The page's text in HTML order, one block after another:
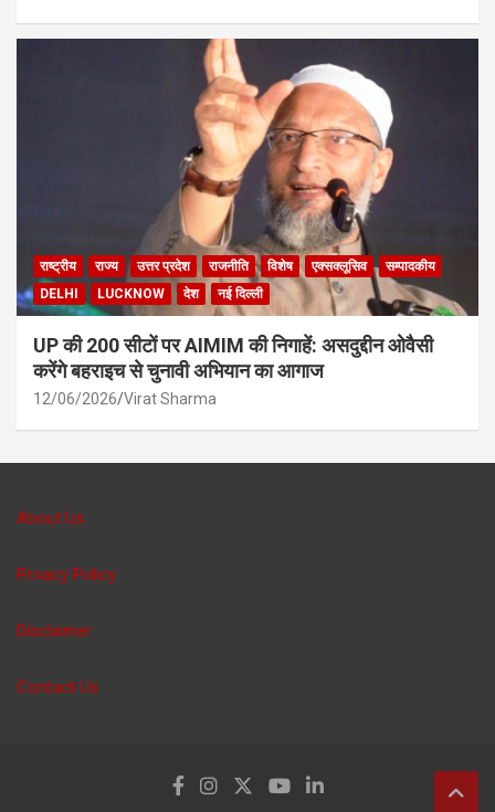
राष्ट्रीय राज्य उत्तर प्रदेश राजनीति विशेष एक्सक्लूसिव
सम्पादकीय
DELHI
LUCKNOW देश नई दिल्ली
UP की 200 सीटों पर AIMIM की निगाहें: असदुद्दीन ओवैसी
करेंगे बहराइच से चुनावी अभियान का आगाज
12/06/2026 Virat Sharma
About Us
Privacy Policy
Disclaimer
Contact Us